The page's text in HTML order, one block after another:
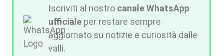
Iscriviti al nostro canale WhatsApp
ufficiale per restare sempre
aggiornato su notizie e curiosità dalle
valli.